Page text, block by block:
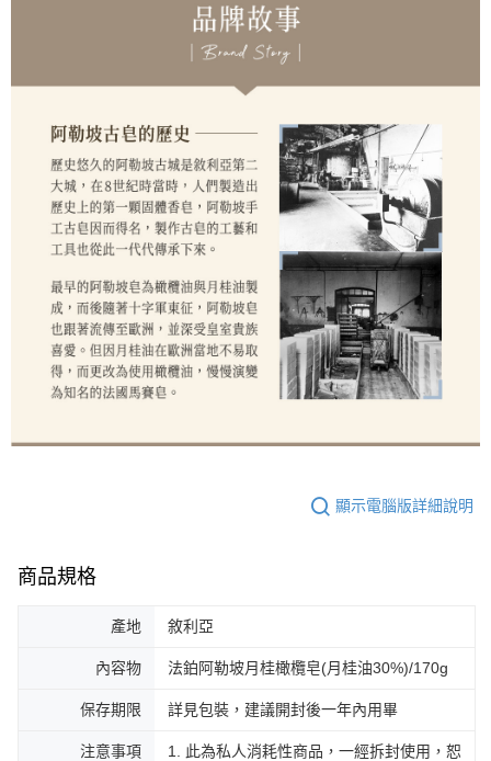
顯示電腦版詳細說明
商品規格
產地 敘利亞
內容物 法鉑阿勒坡月桂橄欖皂(月桂油30%)/170g
保存期限 詳見包裝，建議開封後一年內用畢
注意事項
1. 此為私人消耗性商品，一經拆封使用，恕